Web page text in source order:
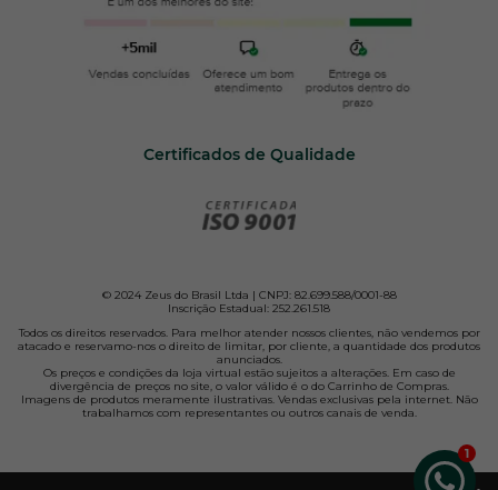
Certificados de Qualidade
© 2024 Zeus do Brasil Ltda | CNPJ: 82.699.588/0001-88
Inscrição Estadual: 252.261.518
Todos os direitos reservados. Para melhor atender nossos clientes, não vendemos por
atacado e reservamo-nos o direito de limitar, por cliente, a quantidade dos produtos
anunciados.
Os preços e condições da loja virtual estão sujeitos a alterações. Em caso de
divergência de preços no site, o valor válido é o do Carrinho de Compras.
Imagens de produtos meramente ilustrativas. Vendas exclusivas pela internet. Não
trabalhamos com representantes ou outros canais de venda.